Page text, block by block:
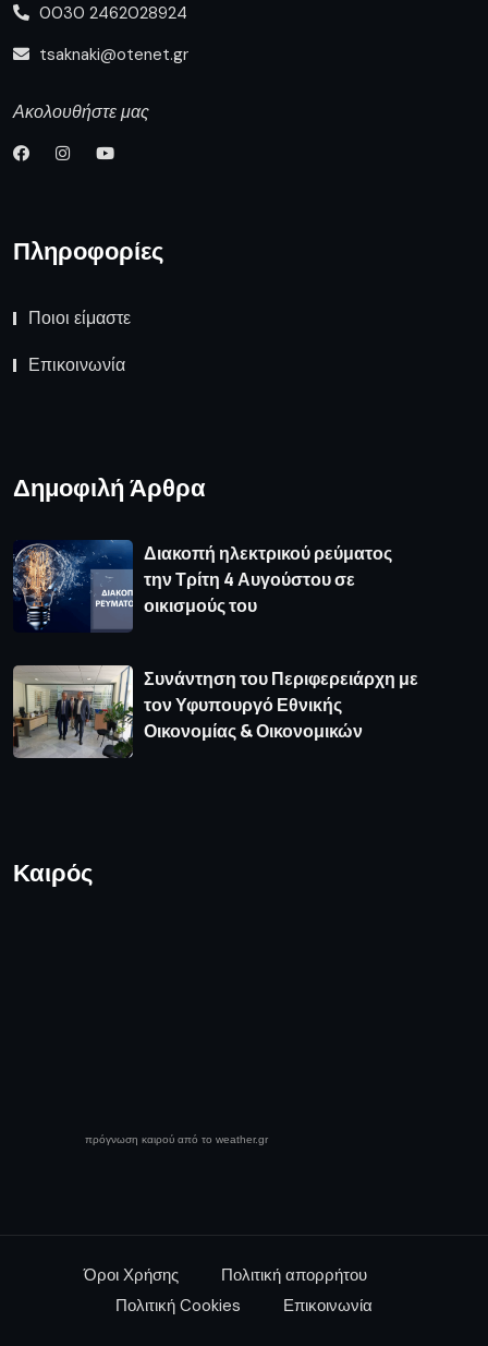
0030 2462028924
tsaknaki@otenet.gr
Ακολουθήστε μας
Πληροφορίες
Ποιοι είμαστε
Επικοινωνία
Δημοφιλή Άρθρα
Διακοπή ηλεκτρικού ρεύματος
την Τρίτη 4 Αυγούστου σε
οικισμούς του
Συνάντηση του Περιφερειάρχη με
τον Υφυπουργό Εθνικής
Οικονομίας & Οικονομικών
Καιρός
πρόγνωση καιρού από το weather.gr
Όροι Χρήσης
Πολιτική απορρήτου
Πολιτική Cookies
Επικοινωνία